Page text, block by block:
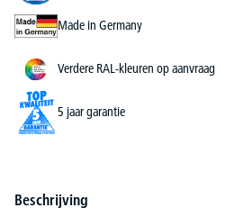
Made in Germany
Verdere RAL-kleuren op aanvraag
5 jaar garantie
Beschrijving